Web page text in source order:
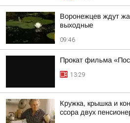
Воронежцев ждут
выходные
09:46
Прокат фильма
13:29
Кружка, крышка и
ссора двух